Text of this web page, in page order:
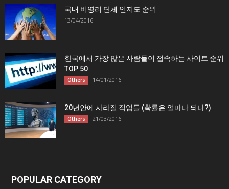
국내 비영리 단체 인지도 순위
13/04/2016
한국에서 가장 많은 사람들이 접속하는 사이트 순위
TOP 50
Others 14/01/2016
20년안에 사라질 직업들 (확률은 얼마나 되나?)
Others 21/03/2016
POPULAR CATEGORY